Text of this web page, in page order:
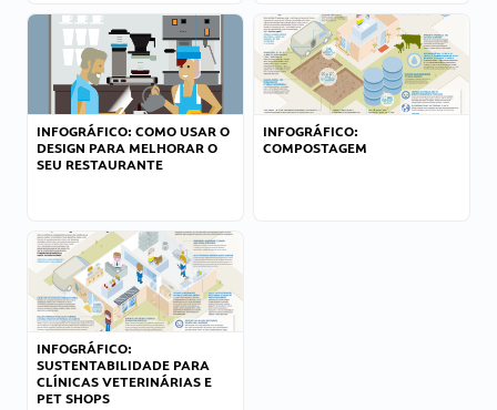
INFOGRÁFICO: COMO USAR O
DESIGN PARA MELHORAR O
SEU RESTAURANTE
INFOGRÁFICO:
COMPOSTAGEM
INFOGRÁFICO:
SUSTENTABILIDADE PARA
CLÍNICAS VETERINÁRIAS E
PET SHOPS